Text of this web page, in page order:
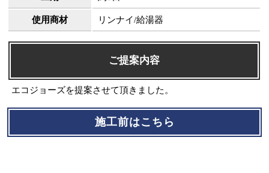
使用商材 リンナイ/給湯器
ご提案内容
エコジョーズを提案させて頂きました。
施工前はこちら